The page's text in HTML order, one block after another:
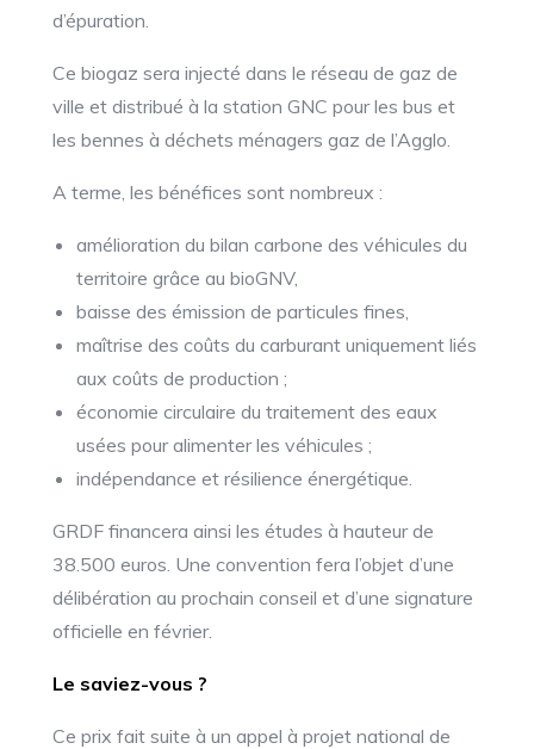
d’épuration.
Ce biogaz sera injecté dans le réseau de gaz de
ville et distribué à la station GNC pour les bus et
les bennes à déchets ménagers gaz de l’Agglo.
A terme, les bénéfices sont nombreux :
amélioration du bilan carbone des véhicules du
territoire grâce au bioGNV,
baisse des émission de particules fines,
maîtrise des coûts du carburant uniquement liés
aux coûts de production ;
économie circulaire du traitement des eaux
usées pour alimenter les véhicules ;
indépendance et résilience énergétique.
GRDF financera ainsi les études à hauteur de
38.500 euros. Une convention fera l’objet d’une
délibération au prochain conseil et d’une signature
officielle en février.
Le saviez-vous ?
Ce prix fait suite à un appel à projet national de